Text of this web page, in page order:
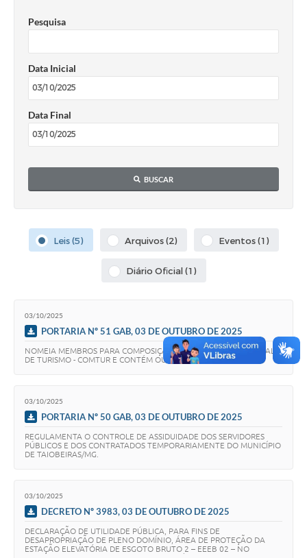
Notícias
Conselho Tutelar.
Carta de Serviços
Obras
Galeria de Vídeos
Links
Telefones Úteis
Contato
Secretarias
Pesquisa
Data Inicial
Data Final
BUSCAR
Leis (5) Arquivos (2) Eventos (1)
Diário Oficial (1)
03/10/2025
PORTARIA Nº 51 GAB, 03 DE OUTUBRO DE 2025
NOMEIA MEMBROS PARA COMPOSIÇÃO DO CONSELHO MUNICIPAL
DE TURISMO - COMTUR E CONTÉM OUTRAS PROVIDÊNCIAS.
03/10/2025
PORTARIA Nº 50 GAB, 03 DE OUTUBRO DE 2025
REGULAMENTA O CONTROLE DE ASSIDUIDADE DOS SERVIDORES
PÚBLICOS E DOS CONTRATADOS TEMPORARIAMENTE DO MUNICÍPIO
DE TAIOBEIRAS/MG.
03/10/2025
DECRETO Nº 3983, 03 DE OUTUBRO DE 2025
DECLARAÇÃO DE UTILIDADE PÚBLICA, PARA FINS DE
DESAPROPRIAÇÃO DE PLENO DOMÍNIO, ÁREA DE PROTEÇÃO DA
ESTAÇÃO ELEVATÓRIA DE ESGOTO BRUTO 2 – EEEB 02 – NO